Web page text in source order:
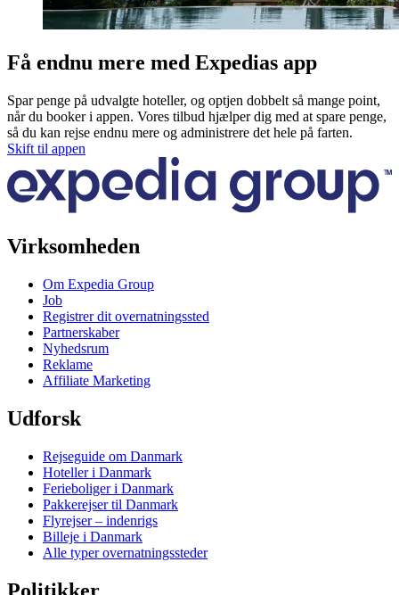
Få endnu mere med Expedias app
Spar penge på udvalgte hoteller, og optjen dobbelt så mange point,
når du booker i appen. Vores tilbud hjælper dig med at spare penge,
så du kan rejse endnu mere og administrere det hele på farten.
Skift til appen
Virksomheden
Om Expedia Group
Job
Registrer dit overnatningssted
Partnerskaber
Nyhedsrum
Reklame
Affiliate Marketing
Udforsk
Rejseguide om Danmark
Hoteller i Danmark
Ferieboliger i Danmark
Pakkerejser til Danmark
Flyrejser – indenrigs
Billeje i Danmark
Alle typer overnatningssteder
Politikker